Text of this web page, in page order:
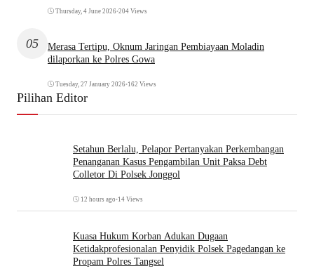
Thursday, 4 June 2026•204 Views
05
Merasa Tertipu, Oknum Jaringan Pembiayaan Moladin
dilaporkan ke Polres Gowa
Tuesday, 27 January 2026•162 Views
Pilihan Editor
Setahun Berlalu, Pelapor Pertanyakan Perkembangan
Penanganan Kasus Pengambilan Unit Paksa Debt
Colletor Di Polsek Jonggol
12 hours ago •14 Views
Kuasa Hukum Korban Adukan Dugaan
Ketidakprofesionalan Penyidik Polsek Pagedangan ke
Propam Polres Tangsel